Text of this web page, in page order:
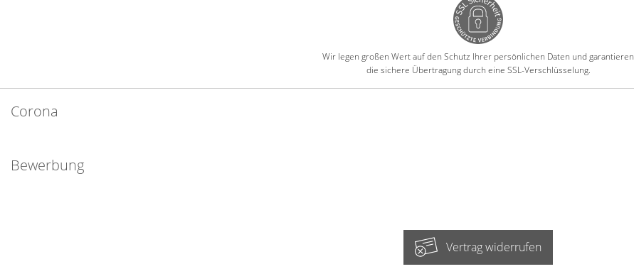
Wir legen großen Wert auf den Schutz Ihrer persönlichen Daten und garantieren
die sichere Übertragung durch eine SSL-Verschlüsselung.
Corona
Bewerbung
Vertrag widerrufen